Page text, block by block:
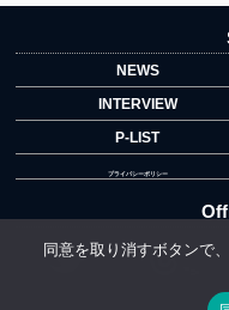
NEWS
INTERVIEW
P-LIST
プライバシーポリシー
同意を取り消すボタンで